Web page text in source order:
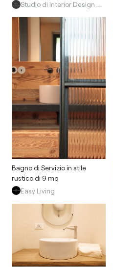
Bagno di Servizio in stile
rustico di 9 mq
Easy Living